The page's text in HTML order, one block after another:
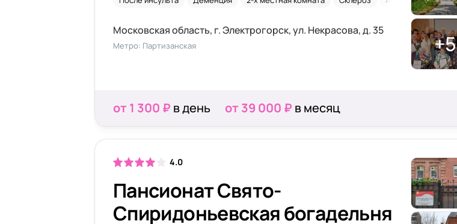
Московская область, г. Электрогорск, ул. Некрасова, д. 35
Метро: Партизанская +5
от 1 300 ₽ в день от 39 000 ₽ в месяц
4.0
Пансионат Свято-
Спиридоньевская богадельня